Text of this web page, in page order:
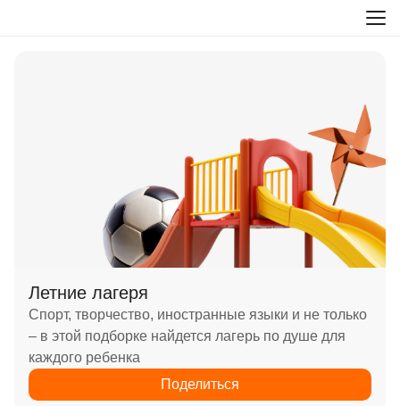
Летние лагеря
Спорт, творчество, иностранные языки и не только
– в этой подборке найдется лагерь по душе для
каждого ребенка
Поделиться